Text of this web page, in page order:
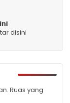
disini
Ruas yang